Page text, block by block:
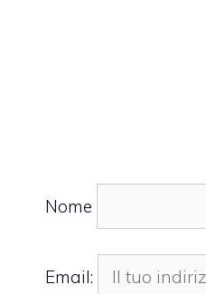
Nome
Email: